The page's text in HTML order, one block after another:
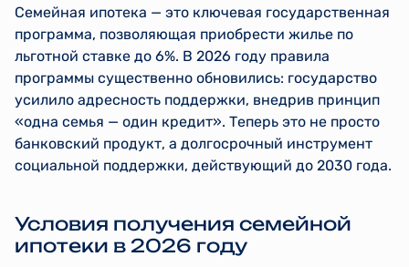
Семейная ипотека — это ключевая государственная
программа, позволяющая приобрести жилье по
льготной ставке до 6%. В 2026 году правила
программы существенно обновились: государство
усилило адресность поддержки, внедрив принцип
«одна семья — один кредит». Теперь это не просто
банковский продукт, а долгосрочный инструмент
социальной поддержки, действующий до 2030 года.
Условия получения семейной
ипотеки в 2026 году